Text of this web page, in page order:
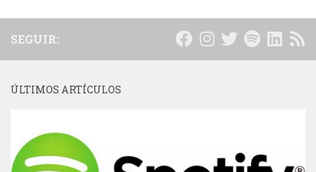
SEGUIR:
ÚLTIMOS ARTÍCULOS